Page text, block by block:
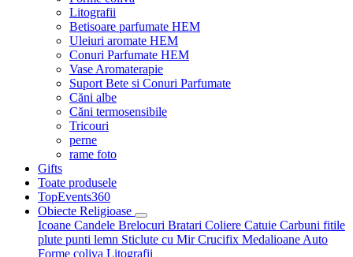
Litografii
Betisoare parfumate HEM
Uleiuri aromate HEM
Conuri Parfumate HEM
Vase Aromaterapie
Suport Bete si Conuri Parfumate
Căni albe
Căni termosensibile
Tricouri
perne
rame foto
Gifts
Toate produsele
TopEvents360
Obiecte Religioase
Icoane Candele Brelocuri Bratari Coliere Catuie Carbuni fitile
plute punti lemn Sticlute cu MirCrucifix Medalioane Auto
Forme coliva Litografii